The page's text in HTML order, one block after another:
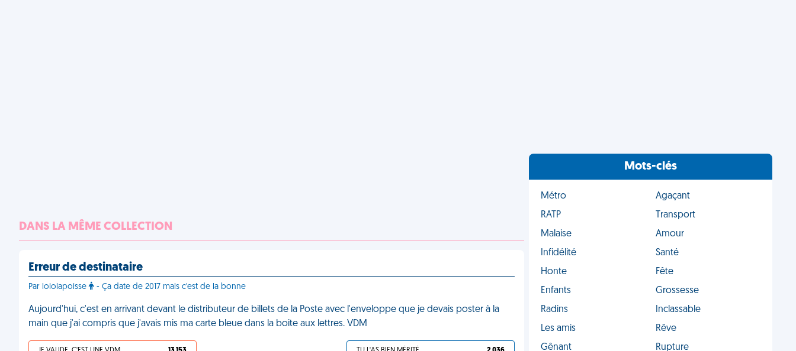
DANS LA MÊME COLLECTION
Erreur de destinataire
Par lololapoisse - Ça date de 2017 mais c'est de la bonne
Aujourd'hui, c'est en arrivant devant le distributeur de billets de la Poste avec l'enveloppe que je devais poster à la
main que j'ai compris que j'avais mis ma carte bleue dans la boite aux lettres. VDM
Mots-clés
Métro
Agaçant
RATP
Transport
Malaise
Amour
Infidélité
Santé
Honte
Fête
Enfants
Grossesse
Radins
Inclassable
Les amis
Rêve
Gênant
Rupture